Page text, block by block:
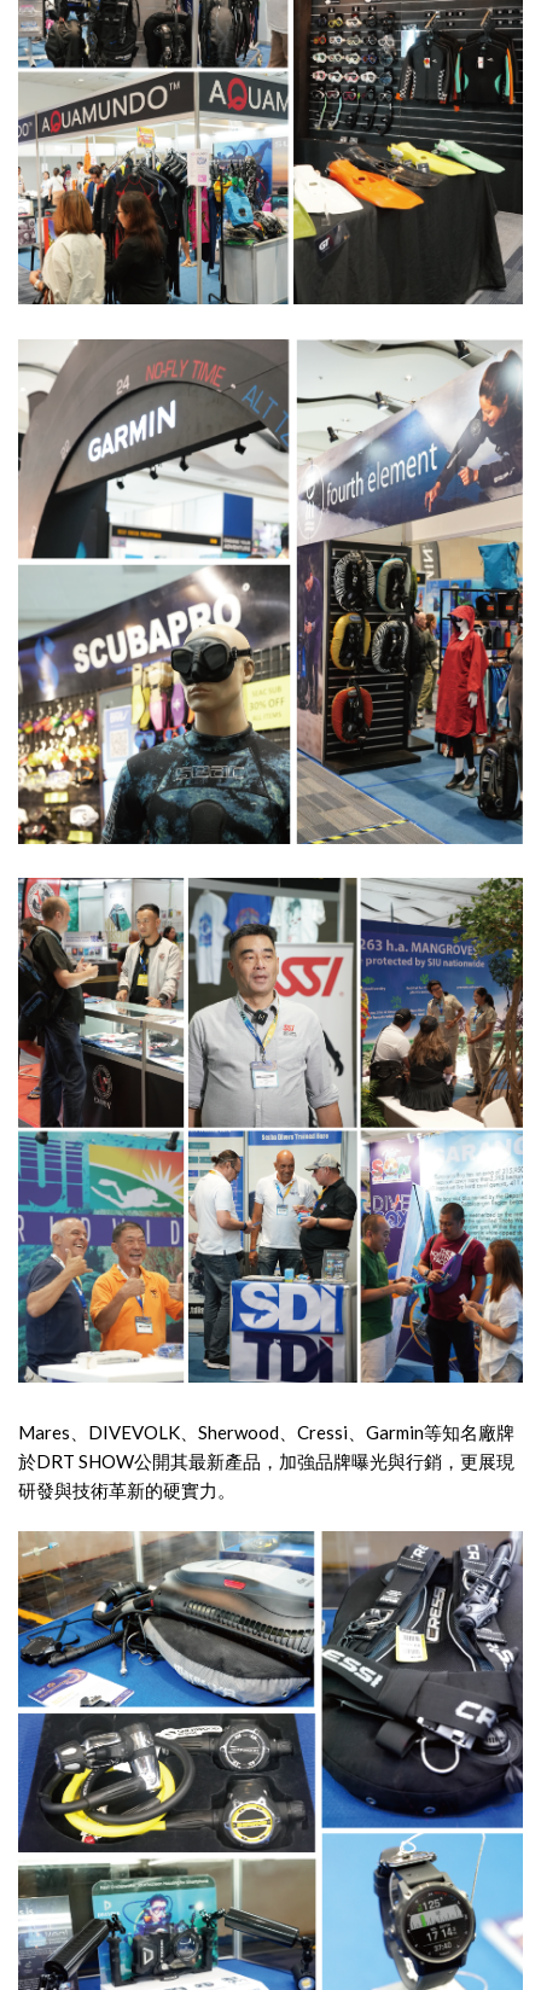
Mares、DIVEVOLK、Sherwood、Cressi、Garmin等知名廠牌
於DRT SHOW公開其最新產品，加強品牌曝光與行銷，更展現
研發與技術革新的硬實力。